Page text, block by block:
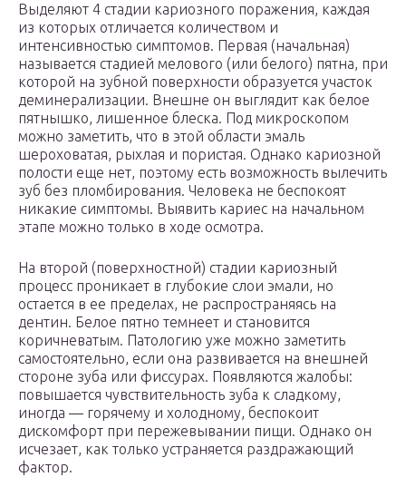
Выделяют 4 стадии кариозного поражения, каждая
из которых отличается количеством и
интенсивностью симптомов. Первая (начальная)
называется стадией мелового (или белого) пятна, при
которой на зубной поверхности образуется участок
деминерализации. Внешне он выглядит как белое
пятнышко, лишенное блеска. Под микроскопом
можно заметить, что в этой области эмаль
шероховатая, рыхлая и пористая. Однако кариозной
полости еще нет, поэтому есть возможность вылечить
зуб без пломбирования. Человека не беспокоят
никакие симптомы. Выявить кариес на начальном
этапе можно только в ходе осмотра.
На второй (поверхностной) стадии кариозный
процесс проникает в глубокие слои эмали, но
остается в ее пределах, не распространяясь на
дентин. Белое пятно темнеет и становится
коричневатым. Патологию уже можно заметить
самостоятельно, если она развивается на внешней
стороне зуба или фиссурах. Появляются жалобы:
повышается чувствительность зуба к сладкому,
иногда — горячему и холодному, беспокоит
дискомфорт при пережевывании пищи. Однако он
исчезает, как только устраняется раздражающий
фактор.